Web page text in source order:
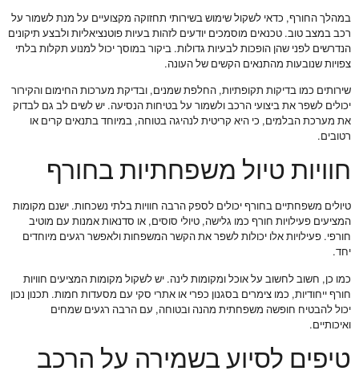
במהלך החורף, כדאי לשקול שימוש בשירותי תחזוקה מקצועיים על מנת לשמור על
רכב במצב טוב. טכנאים מוסמכים יודעים לזהות בעיות פוטנציאליות ולבצע תיקונים
הנדרשים לפני שהן הופכות לבעיות גדולות. ביקור במוסך יכול למנוע תקלות בלתי
צפויות שנובעות מהתנאים הקשים של העונה.
שירותים כמו בדיקות תקופתיות, החלפת שמנים, ובדיקת מערכות החימום והקירור
יכולים לשפר את ביצועי הרכב ולשמור על בטיחות הנסיעה. יש לשים לב גם לבדוק
את מערכת הבלמים, כי היא קריטית לנהיגה בטוחה, במיוחד בתנאים קרים או
רטובים.
חוויות טיול משפחתיות בחורף
טיולים משפחתיים בחורף יכולים לספק הרבה חוויות בלתי נשכחות. ישנם מקומות
המציעים פעילויות חורף כמו גלישה, טיולי סוסים, או סדנאות אמנות עם מוטיב
חורפי. פעילויות אלו יכולות לשפר את הקשר המשפחות ולאפשר רגעים מיוחדים
יחד.
כמו כן, חשוב לחשוב על אוכל ומקומות לינה. יש לשקול מקומות המציעים חוויות
חורף ייחודיות, כמו צימרים בסגנון כפרי או אתרי סקי עם מסעדות חמות. תכנון נכון
יכול להבטיח חופשה משפחתית מהנה ובטוחה, עם הרבה רגעים שמחים
ואיכותיים.
טיפים לסיוע בשמירה על הרכב